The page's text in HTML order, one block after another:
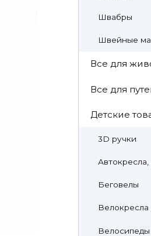
Швабры
Швейные
Все для
Все для
Детские
3D ручки
Беговелы
Велокресла
Велосипеды